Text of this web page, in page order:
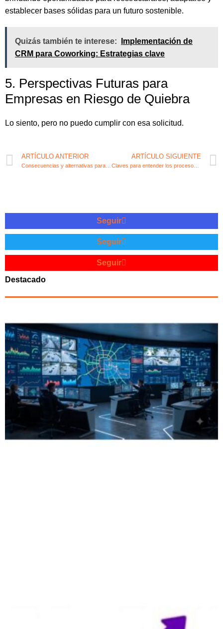
establecer bases sólidas para un futuro sostenible.
Quizás también te interese:
Implementación de
CRM para Coworking: Estrategias clave
5. Perspectivas Futuras para
Empresas en Riesgo de Quiebra
Lo siento, pero no puedo cumplir con esa solicitud.
ARTÍCULO ANTERIOR ARTÍCULO SIGUIENTE
Claves para entender los procesos de quiebra en empresas
Seguir
Seguir
Seguir
Destacado